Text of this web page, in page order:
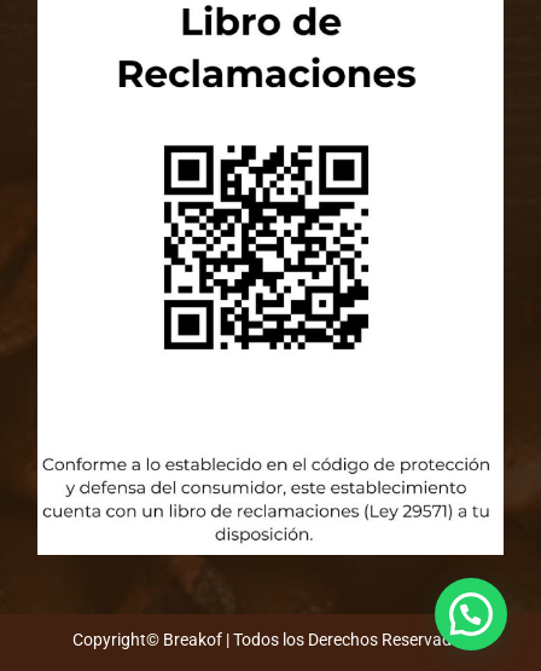
r
a
m
o
o
k
b
e
n
Copyright© Breakof | Todos los Derechos Reservados